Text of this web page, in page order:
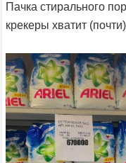
Пачка стирального
крекеры хватит